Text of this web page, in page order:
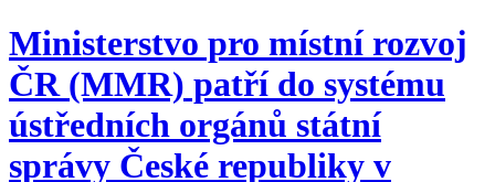
Ministerstvo pro místní rozvoj
ČR (MMR) patří do systému
ústředních orgánů státní
správy České republiky v